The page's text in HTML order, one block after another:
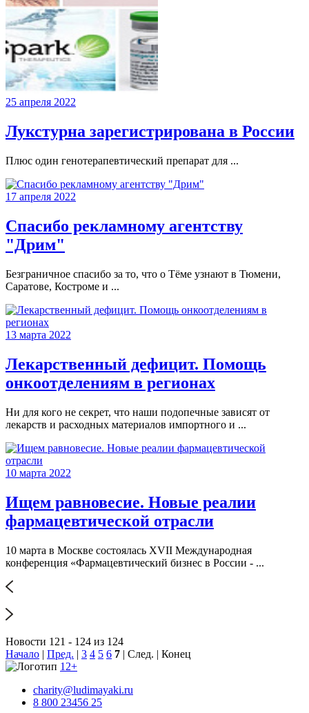
25 апреля 2022
Лукстурна зарегистрирована в России
Плюс один генотерапевтический препарат для ...
17 апреля 2022
Спасибо рекламному агентству
"Дрим"
Безграничное спасибо за то, что о Тёме узнают в Тюмени,
Саратове, Костроме и ...
13 марта 2022
Лекарственный дефицит. Помощь
онкоотделениям в регионах
Ни для кого не секрет, что наши подопечные зависят от
лекарств и расходных материалов импортного и ...
10 марта 2022
Ищем равновесие. Новые реалии
фармацевтической отрасли
10 марта в Москве состоялась XVII Международная
конференция «Фармацевтический бизнес в России - ...
Новости 121 - 124 из 124
Начало | Пред. | 3 4 5 6 7 | След. | Конец
12+
charity@ludimayaki.ru
8 800 23456 25